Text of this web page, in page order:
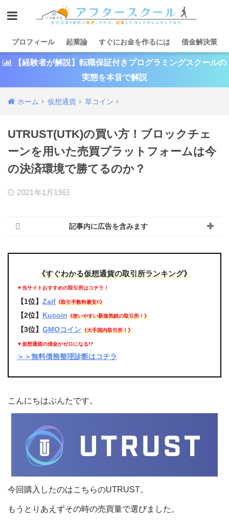
プロフィール 起業論 すぐにお金を作るには 借金解決策
【経験者が解説】転職保証付きプログラミングスクールの
実態を本音で解説
ホーム 仮想通貨 草コイン
UTRUST(UTK)の買い方！ブロックチェ
ーンを用いた売買プラットフォームは今
の決済環境で勝てるのか？
2021年1月19日
記事内に広告を含みます
《すぐわかる仮想通貨の取引所ランキング》
▼当サイトおすすめの取引所はコチラ！
【1位】 Zaif《取引手数料最安!!》
【2位】 Kucoin《使いやすい新進気鋭の取引所！》
【3位】 GMOコイン《大手国内取引所！》
▼仮想通貨の借金がゼロになる!?
＞＞無料債務整理診断はコチラ
こんにちはぶんたです。
今回購入したのはこちらのUTRUST。
もうとりあえずその時の売買量で選びました。